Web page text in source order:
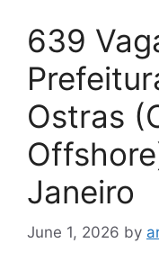
639
Ostras
Janeiro
June 1, 2026 by